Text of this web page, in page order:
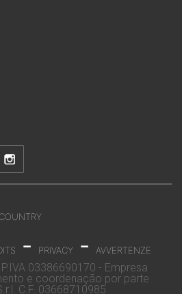
- PRIVACY - AVVERTENZE
03386690170 - Empresa
e coordenação por parte
C.F. 03668710985